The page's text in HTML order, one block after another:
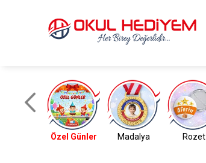
Özel Günler Madalya Rozet